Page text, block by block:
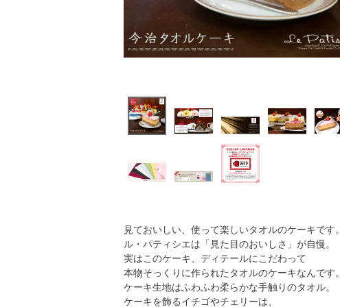
見ておいしい、使って楽しいタオルのケーキです。
ル・パティシエは「見た目のおいしさ」が自慢。
実はこのケーキ、ディテールにこだわって
本物そっくりに作られたタオルのケーキなんです。
ケーキ生地はふわふわ柔らかな手触りのタオル。
ケーキを飾るイチゴやチェリーは、